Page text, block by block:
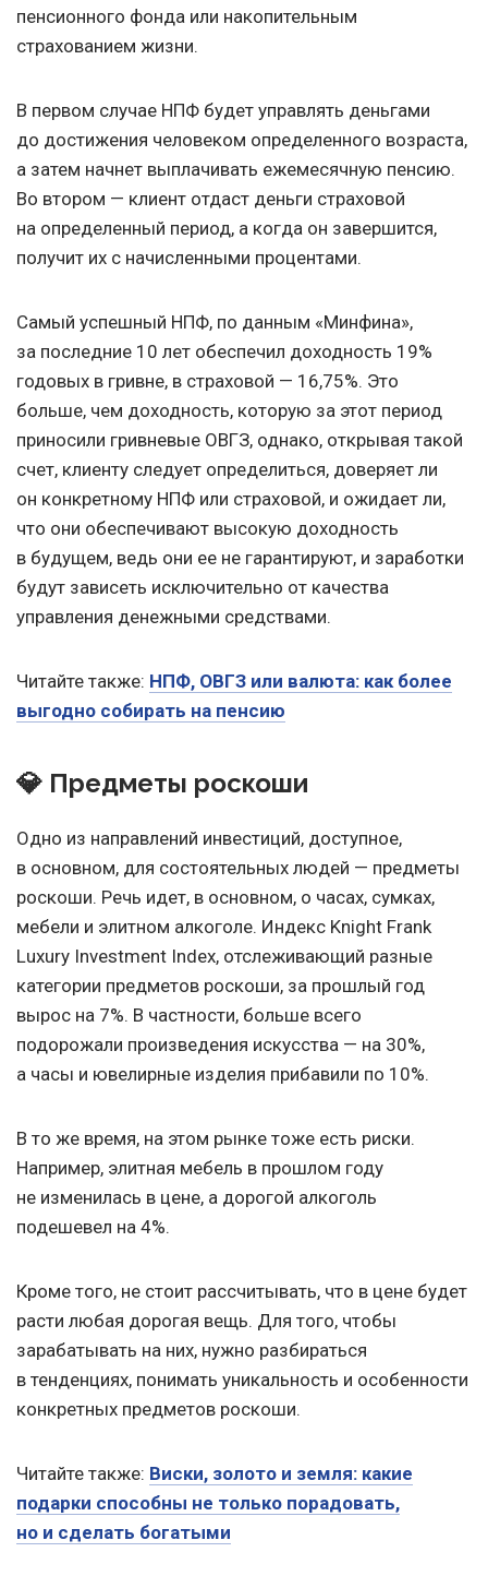
пенсионного фонда или накопительным
страхованием жизни.
В первом случае НПФ будет управлять деньгами
до достижения человеком определенного возраста,
а затем начнет выплачивать ежемесячную пенсию.
Во втором — клиент отдаст деньги страховой
на определенный период, а когда он завершится,
получит их с начисленными процентами.
Самый успешный НПФ, по данным «Минфина»,
за последние 10 лет обеспечил доходность 19%
годовых в гривне, в страховой — 16,75%. Это
больше, чем доходность, которую за этот период
приносили гривневые ОВГЗ, однако, открывая такой
счет, клиенту следует определиться, доверяет ли
он конкретному НПФ или страховой, и ожидает ли,
что они обеспечивают высокую доходность
в будущем, ведь они ее не гарантируют, и заработки
будут зависеть исключительно от качества
управления денежными средствами.
Читайте также: НПФ, ОВГЗ или валюта: как более
выгодно собирать на пенсию
💎 Предметы роскоши
Одно из направлений инвестиций, доступное,
в основном, для состоятельных людей — предметы
роскоши. Речь идет, в основном, о часах, сумках,
мебели и элитном алкоголе. Индекс Knight Frank
Luxury Investment Index, отслеживающий разные
категории предметов роскоши, за прошлый год
вырос на 7%. В частности, больше всего
подорожали произведения искусства — на 30%,
а часы и ювелирные изделия прибавили по 10%.
В то же время, на этом рынке тоже есть риски.
Например, элитная мебель в прошлом году
не изменилась в цене, а дорогой алкоголь
подешевел на 4%.
Кроме того, не стоит рассчитывать, что в цене будет
расти любая дорогая вещь. Для того, чтобы
зарабатывать на них, нужно разбираться
в тенденциях, понимать уникальность и особенности
конкретных предметов роскоши.
Читайте также: Виски, золото и земля: какие
подарки способны не только порадовать,
но и сделать богатыми